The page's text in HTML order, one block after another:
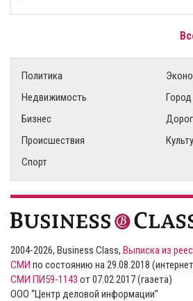
Политика
Недвижимость
Город
Бизнес
Происшествия
Спорт
2004-2026, Business Class, Выписка из
СМИ по состоянию на 29.08.2018
СМИ ПИ59-1143 от 07.02.2017 (газета)
ООО “Центр деловой информации”